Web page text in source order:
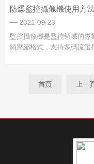
版所具備的五大特點：1、
無論是360°的魚眼攝像機或
防爆監控攝像機使用方
2021-09-23
監控攝像機是監控領域的
頻壓縮格式，支持多碼流選
首頁 上一